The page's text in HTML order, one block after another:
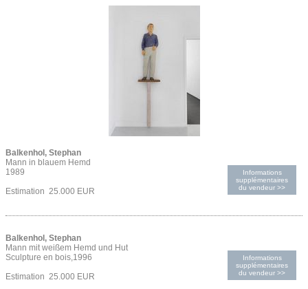
Balkenhol, Stephan
Mann in blauem Hemd
1989
Estimation 25.000 EUR
Informations
supplémentaires
du vendeur >>
Balkenhol, Stephan
Mann mit weißem Hemd und Hut
Sculpture en bois,1996
Estimation 25.000 EUR
Informations
supplémentaires
du vendeur >>